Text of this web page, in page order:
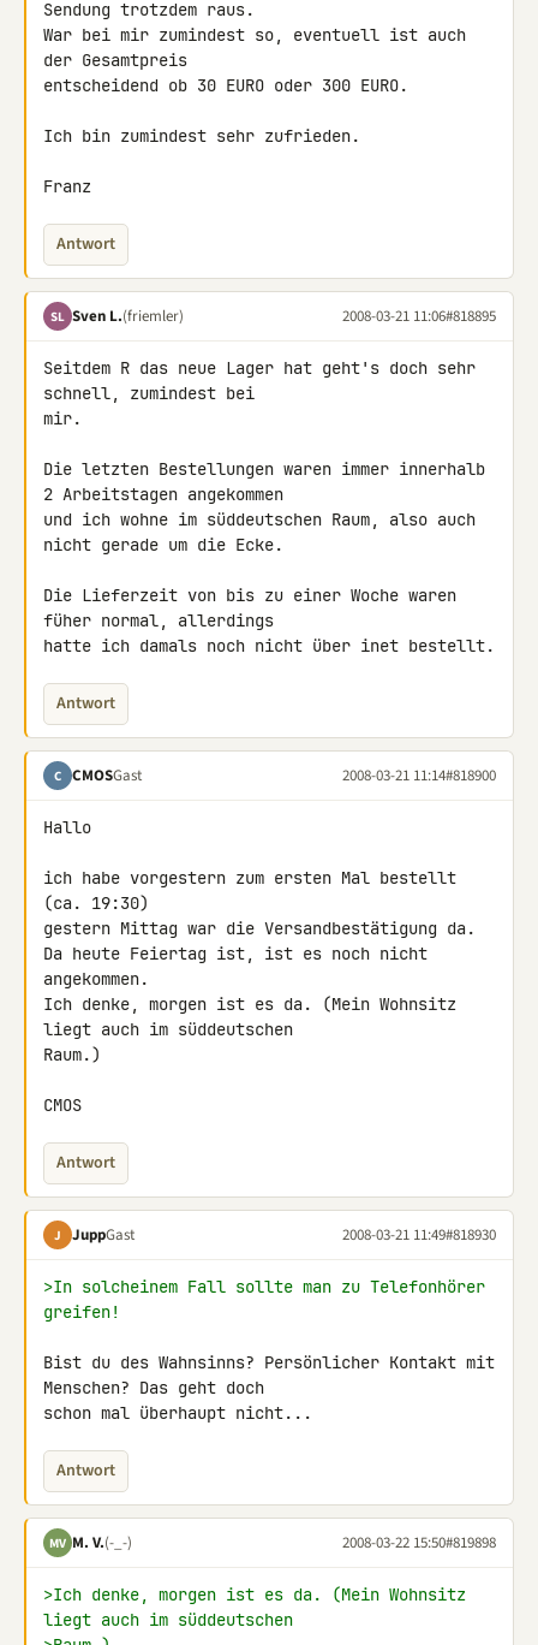
Sendung trotzdem raus.
War bei mir zumindest so, eventuell ist auch
der Gesamtpreis
entscheidend ob 30 EURO oder 300 EURO.
Ich bin zumindest sehr zufrieden.
Franz
Antwort
SL Sven L.(friemler) 2008-03-21 11:06#818895
Seitdem R das neue Lager hat geht's doch sehr
schnell, zumindest bei
mir.
Die letzten Bestellungen waren immer innerhalb
2 Arbeitstagen angekommen
und ich wohne im süddeutschen Raum, also auch
nicht gerade um die Ecke.
Die Lieferzeit von bis zu einer Woche waren
füher normal, allerdings
hatte ich damals noch nicht über inet bestellt.
Antwort
C CMOSGast 2008-03-21 11:14#818900
Hallo
ich habe vorgestern zum ersten Mal bestellt
(ca. 19:30)
gestern Mittag war die Versandbestätigung da.
Da heute Feiertag ist, ist es noch nicht
angekommen.
Ich denke, morgen ist es da. (Mein Wohnsitz
liegt auch im süddeutschen
Raum.)
CMOS
Antwort
J JuppGast 2008-03-21 11:49#818930
>In solcheinem Fall sollte man zu Telefonhörer
greifen!
Bist du des Wahnsinns? Persönlicher Kontakt mit
Menschen? Das geht doch
schon mal überhaupt nicht...
Antwort
MV M. V.(-_-) 2008-03-22 15:50#819898
>Ich denke, morgen ist es da. (Mein Wohnsitz
liegt auch im süddeutschen